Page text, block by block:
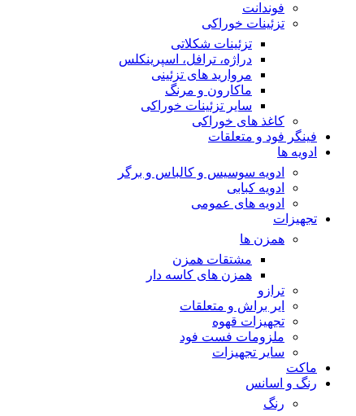
فوندانت
تزئینات خوراکی
تزئینات شکلاتی
دراژه، ترافل، اسپرینکلس
مروارید های تزئینی
ماکارون و مرنگ
سایر تزئینات خوراکی
کاغذ های خوراکی
فینگر فود و متعلقات
ادویه ها
ادویه سوسیس و کالباس و برگر
ادویه کبابی
ادویه های عمومی
تجهیزات
همزن ها
مشتقات همزن
همزن های کاسه دار
ترازو
ایر براش و متعلقات
تجهیزات قهوه
ملزومات فست فود
سایر تجهیزات
ماکت
رنگ و اسانس
رنگ